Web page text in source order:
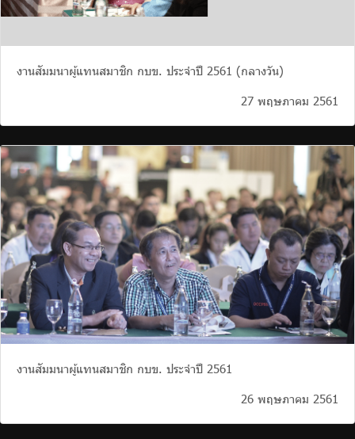
งานสัมมนาผู้แทนสมาชิก กบข. ประจำปี 2561 (กลางวัน)
27 พฤษภาคม 2561
งานสัมมนาผู้แทนสมาชิก กบข. ประจำปี 2561
26 พฤษภาคม 2561